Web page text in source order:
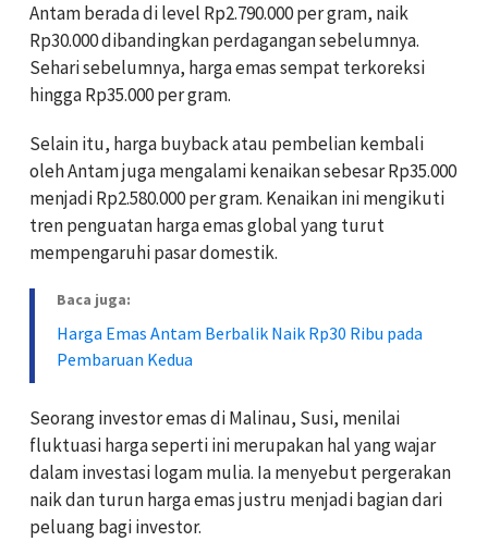
Antam berada di level Rp2.790.000 per gram, naik
Rp30.000 dibandingkan perdagangan sebelumnya.
Sehari sebelumnya, harga emas sempat terkoreksi
hingga Rp35.000 per gram.
Selain itu, harga buyback atau pembelian kembali
oleh Antam juga mengalami kenaikan sebesar Rp35.000
menjadi Rp2.580.000 per gram. Kenaikan ini mengikuti
tren penguatan harga emas global yang turut
mempengaruhi pasar domestik.
Baca juga:
Harga Emas Antam Berbalik Naik Rp30 Ribu pada
Pembaruan Kedua
Seorang investor emas di Malinau, Susi, menilai
fluktuasi harga seperti ini merupakan hal yang wajar
dalam investasi logam mulia. Ia menyebut pergerakan
naik dan turun harga emas justru menjadi bagian dari
peluang bagi investor.